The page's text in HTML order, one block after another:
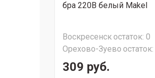
бра 220В белый Makel
Воскресенскостаток: 0
Орехово-Зуево остаток:
309 руб.